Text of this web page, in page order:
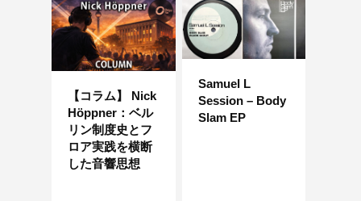
【コラム】 Nick
Höppner：ベル
リン制度史とフ
ロア実践を横断
した音響思想
Samuel L
Session – Body
Slam EP